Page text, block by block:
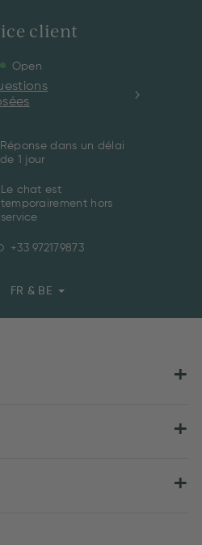
client
Open
Réponse dans un délai
de 1 jour
Le chat est
temporairement hors
service
+33 972179873
FR & BE